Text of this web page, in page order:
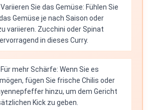
Variieren Sie das Gemüse: Fühlen Sie
Gemüse je nach Saison oder
variieren. Zucchini oder Spinat
in dieses Curry.
Für mehr Schärfe: Wenn Sie es
fügen Sie frische Chilis oder
hinzu, um dem Gericht
Kick zu geben.